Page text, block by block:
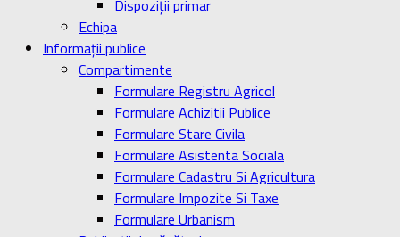
Dispoziţii primar
Echipa
Informaţii publice
Compartimente
Formulare Registru Agricol
Formulare Achizitii Publice
Formulare Stare Civila
Formulare Asistenta Sociala
Formulare Cadastru Si Agricultura
Formulare Impozite Si Taxe
Formulare Urbanism